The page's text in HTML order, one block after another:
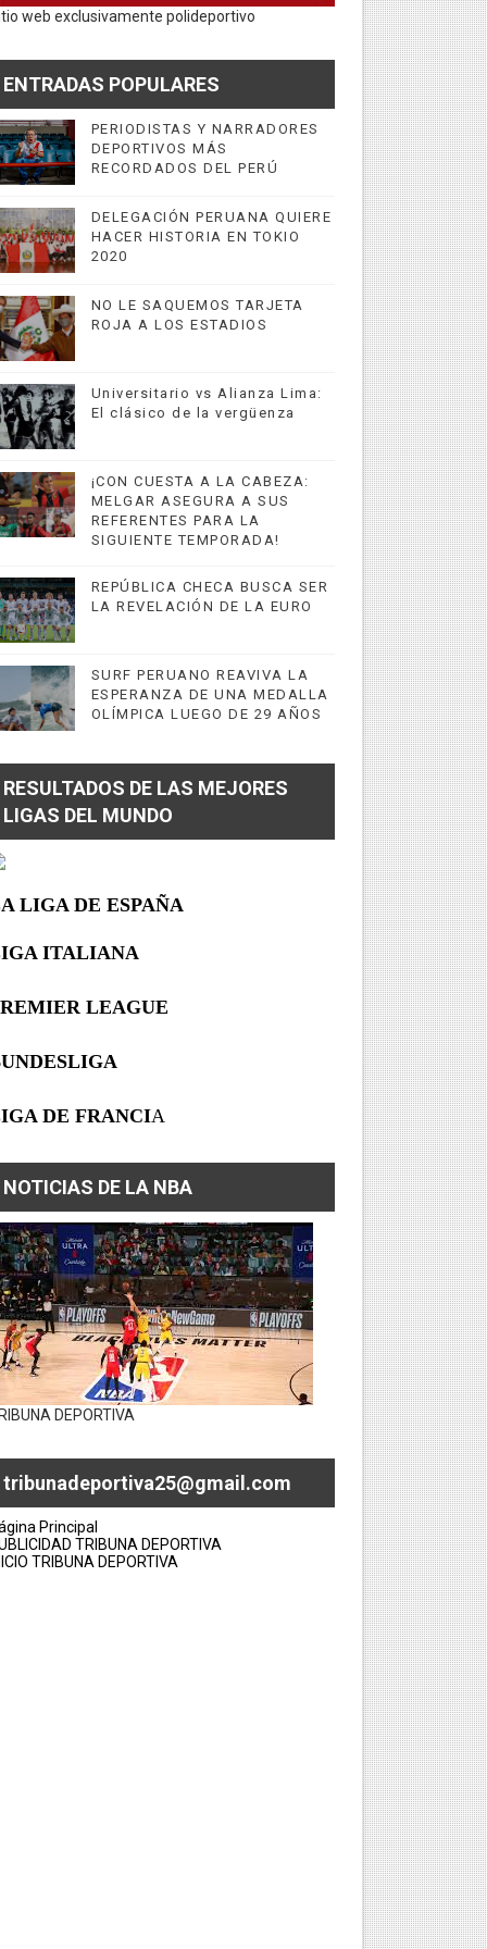
web exclusivamente polideportivo
ENTRADAS POPULARES
PERIODISTAS Y NARRADORES
DEPORTIVOS MÁS
RECORDADOS DEL PERÚ
DELEGACIÓN PERUANA QUIERE
HACER HISTORIA EN TOKIO
2020
NO LE SAQUEMOS TARJETA
ROJA A LOS ESTADIOS
Universitario vs Alianza Lima:
El clásico de la vergüenza
¡CON CUESTA A LA CABEZA:
MELGAR ASEGURA A SUS
REFERENTES PARA LA
SIGUIENTE TEMPORADA!
REPÚBLICA CHECA BUSCA SER
LA REVELACIÓN DE LA EURO
SURF PERUANO REAVIVA LA
ESPERANZA DE UNA MEDALLA
OLÍMPICA LUEGO DE 29 AÑOS
RESULTADOS DE LAS MEJORES
LIGAS DEL MUNDO
LIGA DE ESPAÑA
ITALIANA
LEAGUE
DE FRANCIA
NOTICIAS DE LA NBA
DEPORTIVA
tribunadeportiva25@gmail.com
Principal
TRIBUNA DEPORTIVA
TRIBUNA DEPORTIVA